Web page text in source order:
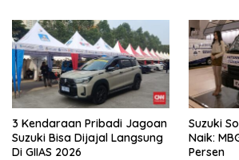
3 Kendaraan Pribadi Jagoan
Suzuki Bisa Dijajal Langsung
Di GIIAS 2026
Suzuki
Naik:
Persen